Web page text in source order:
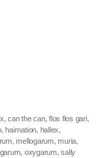
,can the can,flos flos gari,
, haimation, hallex,
, mellogarum, muria,
, oxygarum,sally